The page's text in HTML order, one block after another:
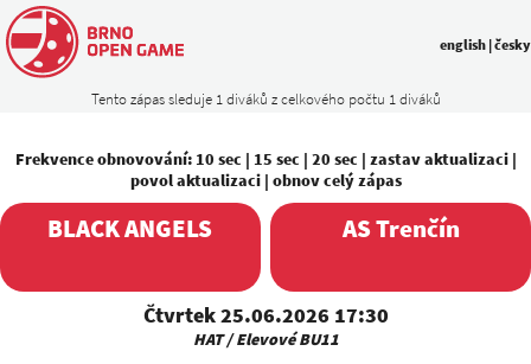
Tento zápas sleduje 1 diváků z celkového počtu 1 diváků
english |česky
Frekvence obnovování: 10 sec | 15 sec | 20 sec | zastav aktualizaci|
povol aktualizaci| obnov celý zápas
BLACK ANGELS
Čtvrtek 25.06.2026 17:30
HAT / Elevové BU11
AS Trenčín